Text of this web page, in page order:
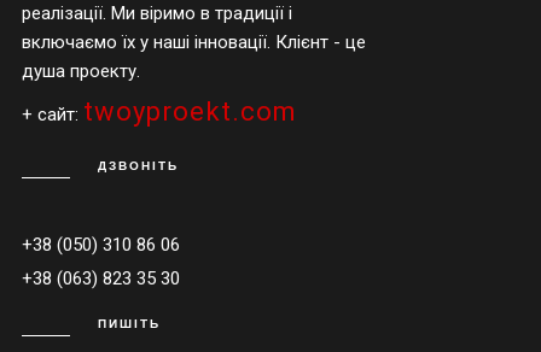
реалізації. Ми віримо в традиції і
включаємо їх у наші інновації. Клієнт - це
душа проекту.
+ сайт: twoyproekt.com
ДЗВОНІТЬ
+38 (050) 310 86 06
+38 (063) 823 35 30
ПИШІТЬ